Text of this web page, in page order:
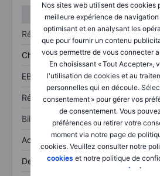
Nos sites web utilisent des cookies
meilleure expérience de
optimisant et en analysant les
que pour fournir un contenu
vous permettre de vous connecter
En choisissant « Tout Accepter»,
l'utilisation de cookies et au
personnelles qui en découle.
consentement » pour gérer vos
de consentement. Vous
préférences ou retirer votre
moment via notre page de
cookies. Veuillez consulter notre
cookies et notre politique de
savoir plus
Résultats
Chiffre d’affaires
EBITDA
Résultat net
Bilan
Actifs totaux
Dette totale